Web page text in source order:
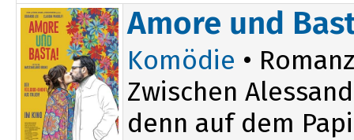
16:30
Amore und
Komödie •
Zwischen
denn auf dem